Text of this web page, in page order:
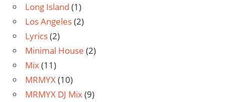
Long Island (1)
Los Angeles(2)
Lyrics(2)
Minimal House (2)
Mix(11)
MRMYX(10)
MRMYX DJ Mix(9)